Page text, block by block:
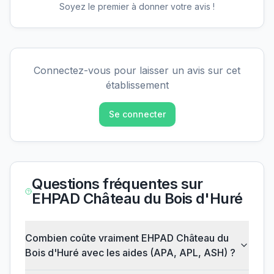
Soyez le premier à donner votre avis !
Connectez-vous pour laisser un avis sur cet
établissement
Se connecter
Questions fréquentes sur
EHPAD Château du Bois d'Huré
Combien coûte vraiment EHPAD Château du
Bois d'Huré avec les aides (APA, APL, ASH) ?